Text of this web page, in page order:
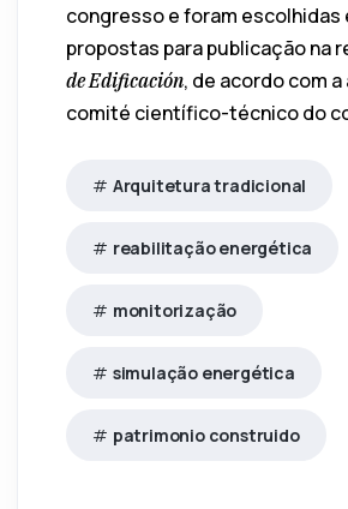
congresso e foram escolhidas
propostas para publicação na
de Edificación, de acordo com
comité científico-técnico do
Arquitetura tradicional
reabilitação energética
monitorização
simulação energética
patrimonio construido